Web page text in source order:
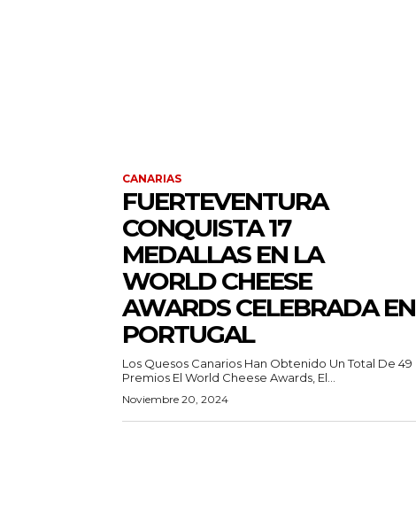
CANARIAS
FUERTEVENTURA
CONQUISTA 17
MEDALLAS EN LA
WORLD CHEESE
AWARDS CELEBRADA EN
PORTUGAL
Los Quesos Canarios Han Obtenido Un Total De 49
Premios El World Cheese Awards, El...
Noviembre 20, 2024